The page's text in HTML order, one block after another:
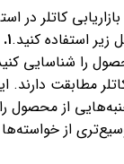
کاتلر در
زیر استفاده کنید.
را شناسایی
مطابقت
از محصول
از خواسته‌ها